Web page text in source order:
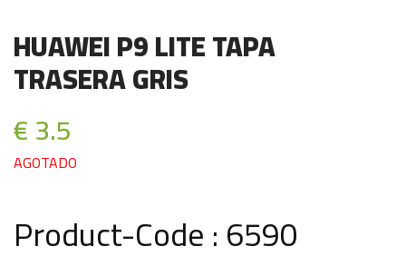
HUAWEI P9 LITE TAPA
TRASERA GRIS
€ 3.5
AGOTADO
Product-Code : 6590